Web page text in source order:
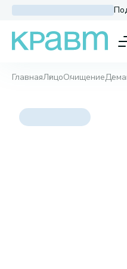
ГлавнаяЛицоОчищение